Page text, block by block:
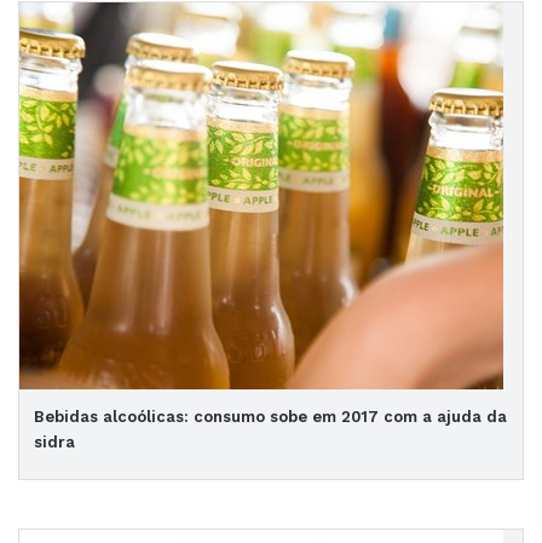
Bebidas alcoólicas: consumo sobe em 2017 com a ajuda da
sidra